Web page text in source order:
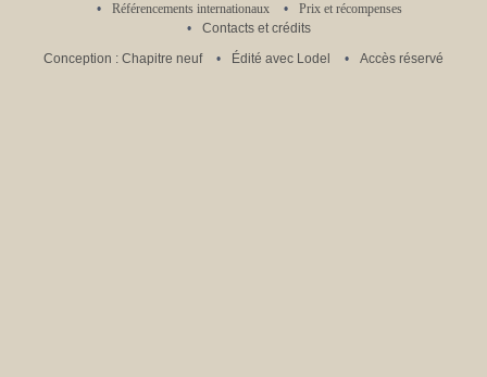
Référencements internationaux
Prix et récompenses
Contacts et crédits
Conception : Chapitre neuf
Édité avec Lodel Accès réservé